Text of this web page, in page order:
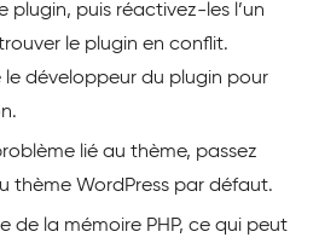
plugin, puis réactivez-les l’un
le plugin en conflit.
développeur du plugin pour
lié au thème, passez
thème WordPress par défaut.
de la mémoire PHP, ce qui peut